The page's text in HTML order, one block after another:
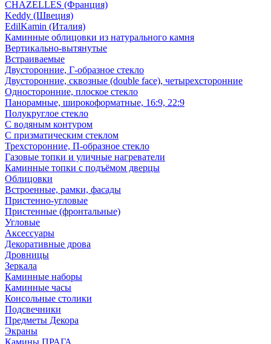
CHAZELLES (Франция)
Keddy (Швеция)
EdilKamin (Италия)
Каминные облицовки из натурального камня
Вертикально-вытянутые
Встраиваемые
Двусторонние, Г-образное стекло
Двусторонние, сквозные (double face), четырехсторонние
Односторонние, плоское стекло
Панорамные, широкоформатные, 16:9, 22:9
Полукруглое стекло
С водяным контуром
С призматическим стеклом
Трехсторонние, П-образное стекло
Газовые топки и уличные нагреватели
Каминные топки с подъёмом дверцы
Облицовки
Встроенные, рамки, фасады
Пристенно-угловые
Пристенные (фронтальные)
Угловые
Аксессуары
Декоративные дрова
Дровницы
Зеркала
Каминные наборы
Каминные часы
Консольные столики
Подсвечники
Предметы Декора
Экраны
Камины ПРАГА